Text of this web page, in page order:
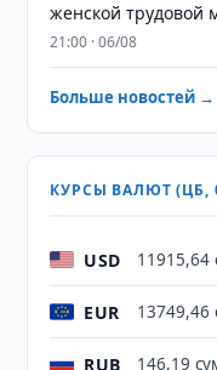
женской трудовой
21:00 · 06/08
Больше новостей →
КУРСЫ ВАЛЮТ (ЦБ,
USD 11915,64
EUR 13749,46
RUB 146,19